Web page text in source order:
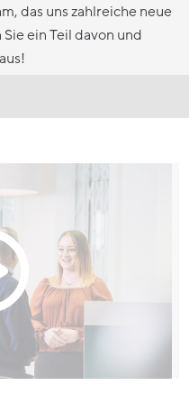
das uns zahlreiche neue
ein Teil davon und